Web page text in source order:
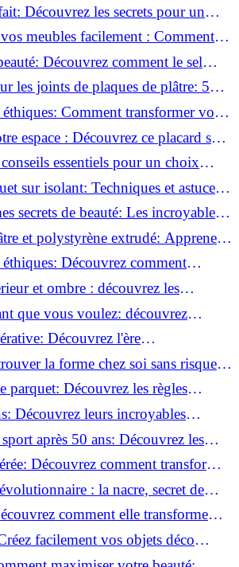
devez l'adopter!
Découvrez les secrets pour un
meubles facilement : Comment
en un clin d'œil !
Découvrez comment le sel
routine!
les joints de plaques de plâtre: 5
pour comprendre les fissures!
Comment transformer votre
espace : Découvrez ce placard sous
coulissantes!
essentiels pour un choix
sur isolant: Techniques et astuces
secrets de beauté: Les incroyables
et polystyrène extrudé: Apprenez
Découvrez comment
routine beauté!
et ombre : découvrez les
votre maison !
que vous voulez: découvrez
bénéfique!Découvrez l'ère
de la cosmétique verte!
la forme chez soi sans risque
et conseils sûrs!
parquet: Découvrez les règles
Découvrez leurs incroyables
après 50 ans: Découvrez les
Découvrez comment transformer
déco tendance!: la nacre, secret de
!
comment elle transforme
sportive!
facilement vos objets déco